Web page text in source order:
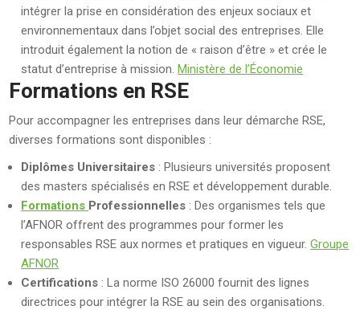
intégrer la prise en considération des enjeux sociaux et
environnementaux dans l’objet social des entreprises. Elle
introduit également la notion de « raison d’être » et crée le
statut d’entreprise à mission.Ministère de l’Économie
Formations en RSE
Pour accompagner les entreprises dans leur démarche RSE,
diverses formations sont disponibles :
Diplômes Universitaires : Plusieurs universités proposent
des masters spécialisés en RSE et développement durable.
Formations Professionnelles : Des organismes tels que
l’AFNOR offrent des programmes pour former les
responsables RSE aux normes et pratiques en vigueur.Groupe
AFNOR
Certifications : La norme ISO 26000 fournit des lignes
directrices pour intégrer la RSE au sein des organisations.